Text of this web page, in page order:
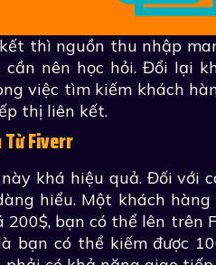
thì nguồn thu nhập
cần nên học hỏi. Đổi lại
việc tìm kiếm khách
thị liên kết.
Từ Fiverr
khá hiệu quả. Đối với
hiểu. Một khách
bạn có thể lên trên
bạn có thể kiếm được